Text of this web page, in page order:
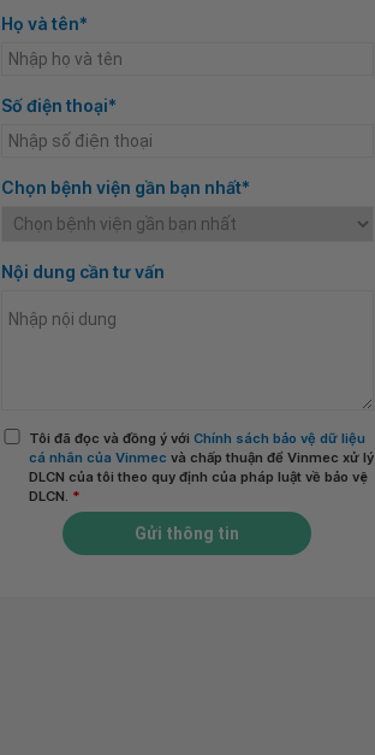
Họ và tên*
Số điện thoại*
Chọn bệnh viện gần bạn nhất*
Nội dung cần tư vấn
Tôi đã đọc và đồng ý với Chính sách bảo vệ dữ liệu
cá nhân của Vinmec và chấp thuận để Vinmec xử lý
DLCN của tôi theo quy định của pháp luật về bảo vệ
DLCN. *
Gửi thông tin